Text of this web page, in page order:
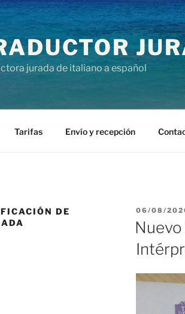
jurada de italiano a español
Tarifas Envío y recepción
DE
EL
06/08/